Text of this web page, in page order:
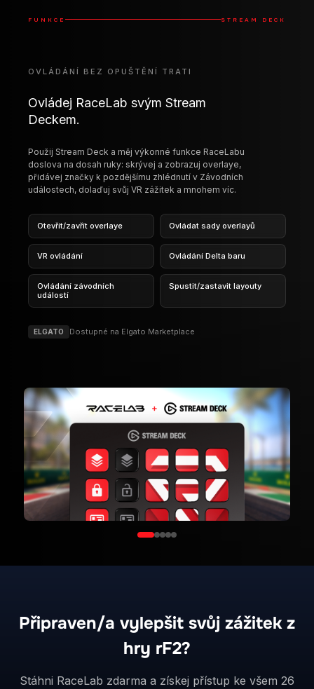
FUNKCE STREAM DECK
OVLÁDÁNÍ BEZ OPUŠTĚNÍ TRATI
Ovládej RaceLab svým Stream
Deckem.
Použij Stream Deck a měj výkonné funkce RaceLabu
doslova na dosah ruky: skrývej a zobrazuj overlaye,
přidávej značky k pozdějšímu zhlédnutí v Závodních
událostech, dolaďuj svůj VR zážitek a mnohem víc.
Otevřít/zavřít overlaye Ovládat sady overlayů
VR ovládání Ovládání Delta baru
Ovládání závodních
událostí
Spustit/zastavit layouty
ELGATO Dostupné na Elgato Marketplace
Připraven/a vylepšit svůj zážitek z
hry rF2?
Stáhni RaceLab zdarma a získej přístup ke všem 26